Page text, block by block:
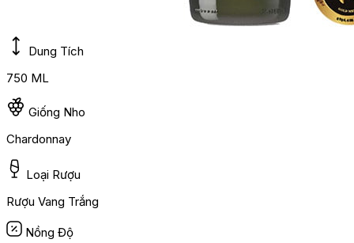
Dung Tích
750 ML
Giống Nho
Chardonnay
Loại Rượu
Rượu Vang Trắng
Nồng Độ